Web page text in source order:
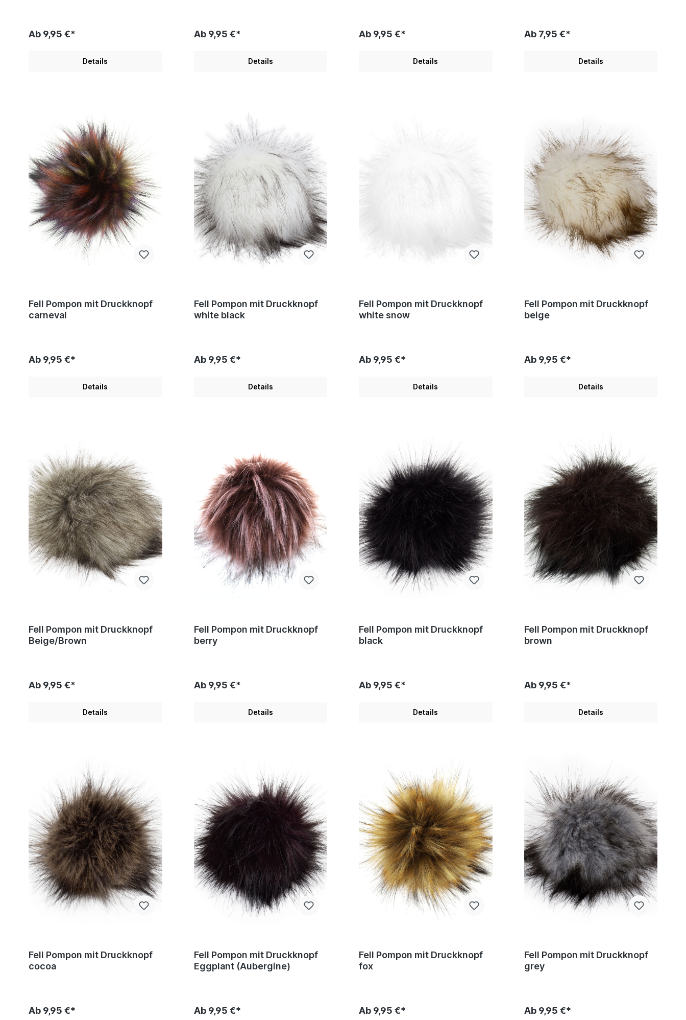
Ab 9,95 €*
Details
Ab 9,95 €*
Details
Ab 9,95 €*
Details
Ab 7,95 €*
Details
Fell Pompon mit Druckknopf
carneval
Ab 9,95 €*
Details
Fell Pompon mit Druckknopf
white black
Ab 9,95 €*
Details
Fell Pompon mit Druckknopf
white snow
Ab 9,95 €*
Details
Fell Pompon mit Druckknopf
beige
Ab 9,95 €*
Details
Fell Pompon mit Druckknopf
Beige/Brown
Ab 9,95 €*
Details
Fell Pompon mit Druckknopf
berry
Ab 9,95 €*
Details
Fell Pompon mit Druckknopf
black
Ab 9,95 €*
Details
Fell Pompon mit Druckknopf
brown
Ab 9,95 €*
Details
Fell Pompon mit Druckknopf
cocoa
Ab 9,95 €*
Fell Pompon mit Druckknopf
Eggplant (Aubergine)
Ab 9,95 €*
Fell Pompon mit Druckknopf
fox
Ab 9,95 €*
Fell Pompon mit Druckknopf
grey
Ab 9,95 €*